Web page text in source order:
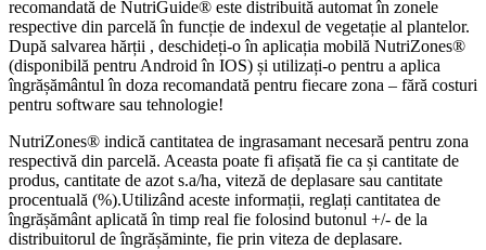
recomandată de NutriGuide® este distribuită automat în zonele
respective din parcelă în funcție de indexul de vegetație al plantelor.
După salvarea hărții , deschideți-o în aplicația mobilă NutriZones®
(disponibilă pentru Android în IOS) și utilizați-o pentru a aplica
îngrășământul în doza recomandată pentru fiecare zona – fără costuri
pentru software sau tehnologie!
NutriZones® indică cantitatea de ingrasamant necesară pentru zona
respectivă din parcelă. Aceasta poate fi afișată fie ca și cantitate de
produs, cantitate de azot s.a/ha, viteză de deplasare sau cantitate
procentuală (%).Utilizând aceste informații, reglați cantitatea de
îngrășământ aplicată în timp real fie folosind butonul +/- de la
distribuitorul de îngrășăminte, fie prin viteza de deplasare.